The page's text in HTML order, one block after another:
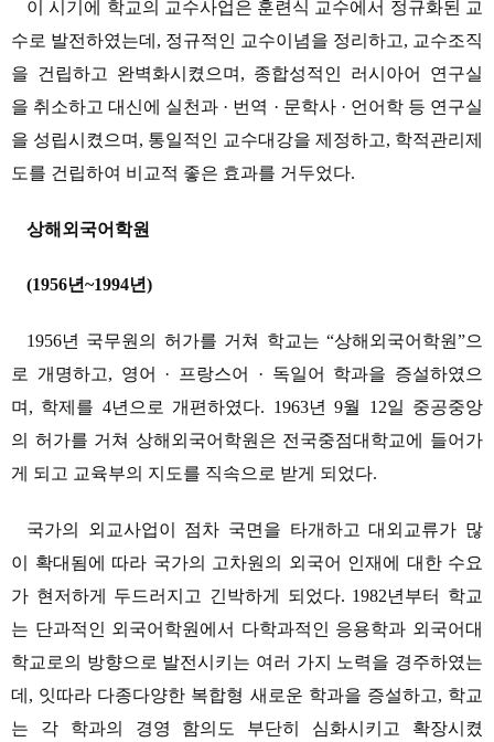
이 시기에 학교의 교수사업은 훈련식 교수에서 정규화된 교
수로 발전하였는데, 정규적인 교수이념을 정리하고, 교수조직
을 건립하고 완벽화시켰으며, 종합성적인 러시아어 연구실
을 취소하고 대신에 실천과 · 번역 · 문학사 · 언어학 등 연구실
을 성립시켰으며, 통일적인 교수대강을 제정하고, 학적관리제
도를 건립하여 비교적 좋은 효과를 거두었다.
상해외국어학원
(1956년~1994년)
1956년 국무원의 허가를 거쳐 학교는 “상해외국어학원”으
로 개명하고, 영어 · 프랑스어 · 독일어 학과을 증설하였으
며, 학제를 4년으로 개편하였다. 1963년 9월 12일 중공중앙
의 허가를 거쳐 상해외국어학원은 전국중점대학교에 들어가
게 되고 교육부의 지도를 직속으로 받게 되었다.
국가의 외교사업이 점차 국면을 타개하고 대외교류가 많
이 확대됨에 따라 국가의 고차원의 외국어 인재에 대한 수요
가 현저하게 두드러지고 긴박하게 되었다. 1982년부터 학교
는 단과적인 외국어학원에서 다학과적인 응용학과 외국어대
학교로의 방향으로 발전시키는 여러 가지 노력을 경주하였는
데, 잇따라 다종다양한 복합형 새로운 학과을 증설하고, 학교
는 각 학과의 경영 함의도 부단히 심화시키고 확장시켰